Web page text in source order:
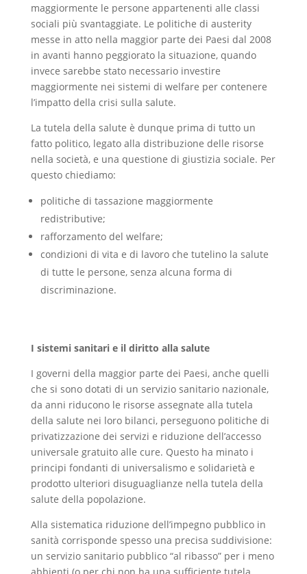
maggiormente le persone appartenenti alle classi
sociali più svantaggiate. Le politiche di austerity
messe in atto nella maggior parte dei Paesi dal 2008
in avanti hanno peggiorato la situazione, quando
invece sarebbe stato necessario investire
maggiormente nei sistemi di welfare per contenere
l’impatto della crisi sulla salute.
La tutela della salute è dunque prima di tutto un
fatto politico, legato alla distribuzione delle risorse
nella società, e una questione di giustizia sociale. Per
questo chiediamo:
politiche di tassazione maggiormente
redistributive;
rafforzamento del welfare;
condizioni di vita e di lavoro che tutelino la salute
di tutte le persone, senza alcuna forma di
discriminazione.
I sistemi sanitari e il diritto alla salute
I governi della maggior parte dei Paesi, anche quelli
che si sono dotati di un servizio sanitario nazionale,
da anni riducono le risorse assegnate alla tutela
della salute nei loro bilanci, perseguono politiche di
privatizzazione dei servizi e riduzione dell’accesso
universale gratuito alle cure. Questo ha minato i
principi fondanti di universalismo e solidarietà e
prodotto ulteriori disuguaglianze nella tutela della
salute della popolazione.
Alla sistematica riduzione dell’impegno pubblico in
sanità corrisponde spesso una precisa suddivisione:
un servizio sanitario pubblico “al ribasso” per i meno